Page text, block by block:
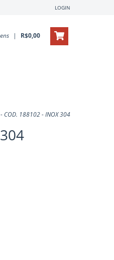
LOGIN
| R$0,00
COD. 188102 - INOX 304